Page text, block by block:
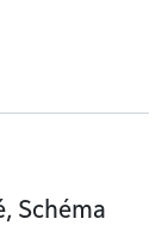
Schéma